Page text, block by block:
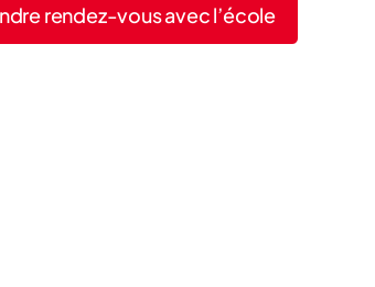
rendez-vous avec l’école